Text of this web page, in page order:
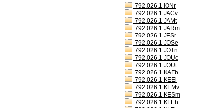
792.026.1 IONr
792.026.1 JACv
792.026.1 JAMt
792.026.1 JARm
792.026.1 JESr
792.026.1 JOSe
792.026.1 JOTn
792.026.1 JOUc
792.026.1 JOUt
792.026.1 KAFb
792.026.1 KEEl
792.026.1 KEMv
792.026.1 KESm
792.026.1 KLEh